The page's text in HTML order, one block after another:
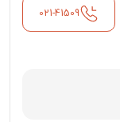
021-41509